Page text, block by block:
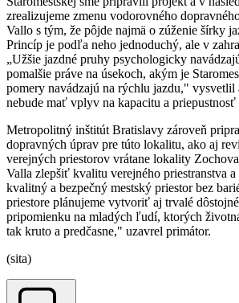
zrealizujeme zmenu vodorovného
Vallo s tým, že pôjde najmä o zúženie šírky
Princíp je podľa neho jednoduchý, ale v
„Užšie jazdné pruhy psychologicky
pomalšie práve na úsekoch, akým je
pomery navádzajú na rýchlu jazdu," vysvetlil
nebude mať vplyv na kapacitu a
Metropolitný inštitút Bratislavy zároveň
dopravných úprav pre túto lokalitu, ako aj
verejných priestorov vrátane lokality
Valla zlepšiť kvalitu verejného priestranstva
kvalitný a bezpečný mestský priestor bez
priestore plánujeme vytvoriť aj trvalé
pripomienku na mladých ľudí, ktorých
tak kruto a predčasne," uzavrel primátor.
(sita)